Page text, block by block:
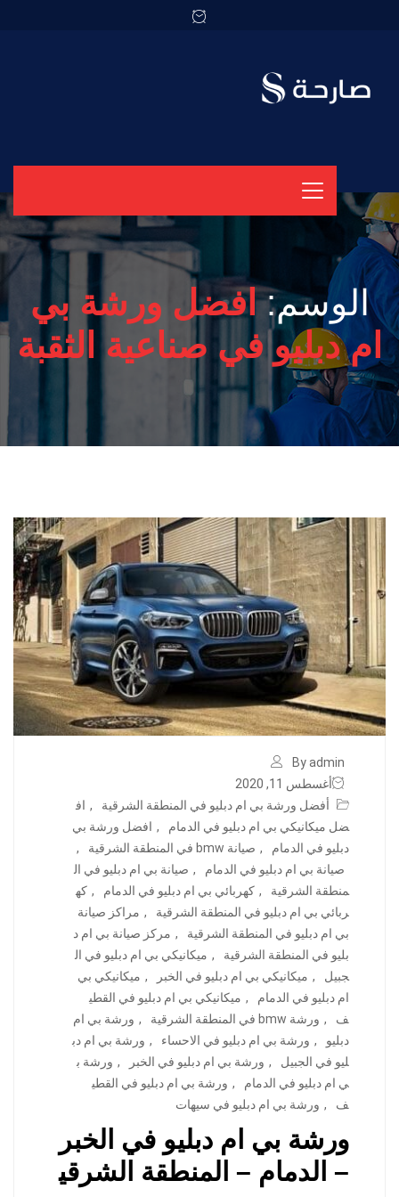
الوسم:افضل ورشة بي
ام دبليو في صناعية الثقبة
By admin
أغسطس 11, 2020
أفضل ورشة بي ام دبليو في المنطقة الشرقية
, اف
ضل ميكانيكي بي ام دبليو في الدمام
, افضل ورشة بي
دبليو في الدمام
, صيانة bmw في المنطقة الشرقية
,
صيانة بي ام دبليو في الدمام
, صيانة بي ام دبليو في ال
منطقة الشرقية
, كهربائي بي ام دبليو في الدمام , كه
ربائي بي ام دبليو في المنطقة الشرقية
, مراكز صيانة
بي ام دبليو في المنطقة الشرقية
, مركز صيانة بي ام د
بليو في المنطقة الشرقية
, ميكانيكي بي ام دبليو في ال
جبيل
, ميكانيكي بي ام دبليو في الخبر , ميكانيكي بي
ام دبليو في الدمام
, ميكانيكي بي ام دبليو في القطي
ف
, ورشة bmw في المنطقة الشرقية , ورشة بي ام
دبليو
, ورشة بي ام دبليو في الاحساء , ورشة بي ام دب
ليو في الجبيل
, ورشة بي ام دبليو في الخبر , ورشة ب
ي ام دبليو في الدمام
, ورشة بي ام دبليو في القطي
ف
, ورشة بي ام دبليو في سيهات
ورشة بي ام دبليو في الخبر
– الدمام – المنطقة الشرقي